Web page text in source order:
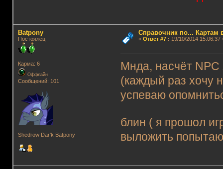
Batpony
Постоялец
Карма: 6
Оффлайн
Сообщений: 101
Shedrow Dar'k Batpony
Справочник по... Картам
« Ответ #7: 19/10/2014 15:06:37
Мнда, насчёт
(каждый раз хочу
успеваю
блин ( я прошол
выложить